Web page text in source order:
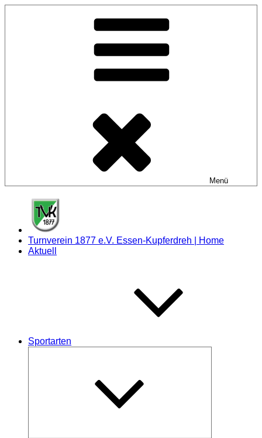
Menü
Turnverein 1877 e.V. Essen-Kupferdreh | Home
Aktuell
Sportarten